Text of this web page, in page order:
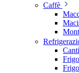
Caffè